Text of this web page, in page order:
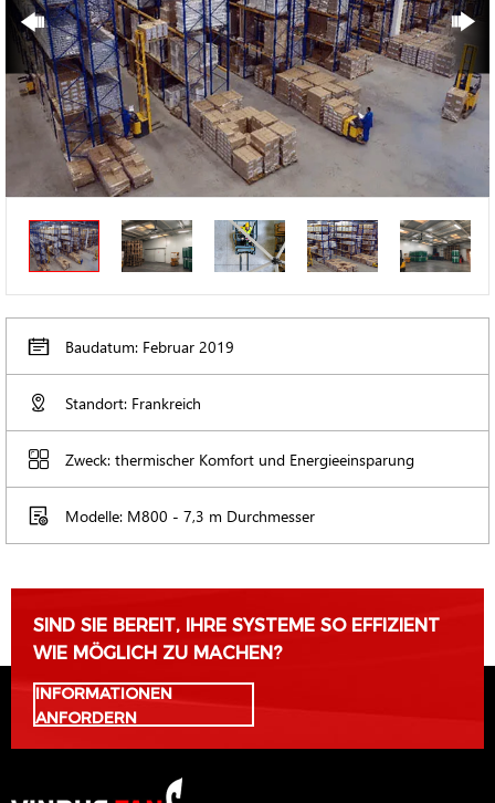
Baudatum: Februar 2019
Standort: Frankreich
Zweck: thermischer Komfort und Energieeinsparung
Modelle: M800 - 7,3 m Durchmesser
SIND SIE BEREIT, IHRE SYSTEME SO EFFIZIENT
WIE MÖGLICH ZU MACHEN?
INFORMATIONEN
ANFORDERN